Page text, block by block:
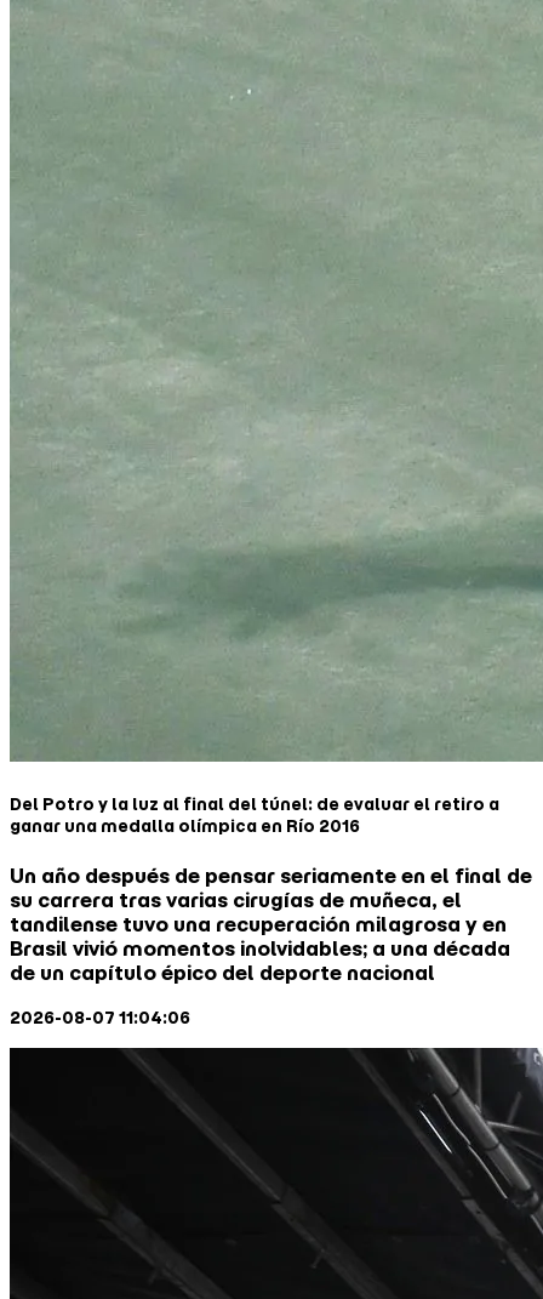
Del Potro y la luz al final del túnel: de evaluar el retiro a
ganar una medalla olímpica en Río 2016
Un año después de pensar seriamente en el final de
su carrera tras varias cirugías de muñeca, el
tandilense tuvo una recuperación milagrosa y en
Brasil vivió momentos inolvidables; a una década
de un capítulo épico del deporte nacional
2026-08-07 11:04:06